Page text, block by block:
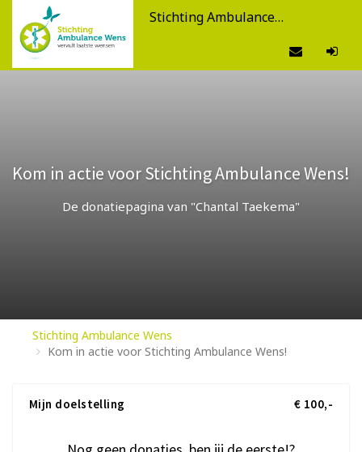
Stichting Ambulance Wens
Kom in actie voor Stichting Ambulance Wens!
De donatiepagina van "Chantal Taekema"
Stichting Ambulance Wens
Kom in actie voor Stichting Ambulance Wens!
Mijn doelstelling € 100,-